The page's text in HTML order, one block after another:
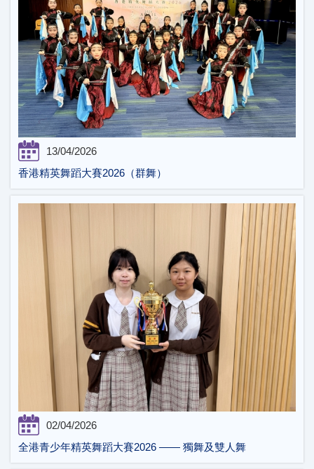
13/04/2026
香港精英舞蹈大賽2026（群舞）
02/04/2026
全港青少年精英舞蹈大賽2026 —— 獨舞及雙人舞